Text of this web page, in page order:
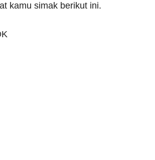
kamu simak berikut ini.